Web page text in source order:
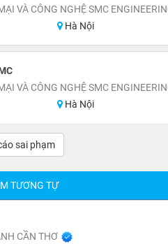
VÀ CÔNG NGHỆ SMC
Hà Nội
VÀ CÔNG NGHỆ SMC
Hà Nội
sai phạm
TƯƠNG TỰ
CẦN THƠ